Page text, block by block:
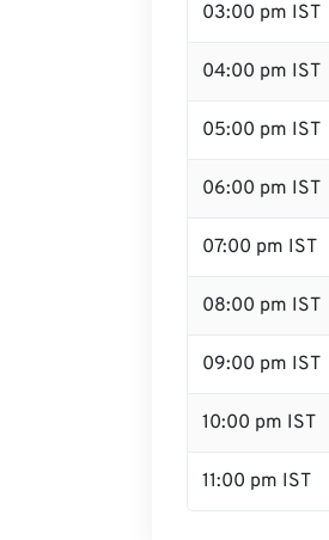
03:00 pm IST
04:00 pm IST
05:00 pm IST
06:00 pm IST
07:00 pm IST
08:00 pm IST
09:00 pm IST
10:00 pm IST
11:00 pm IST